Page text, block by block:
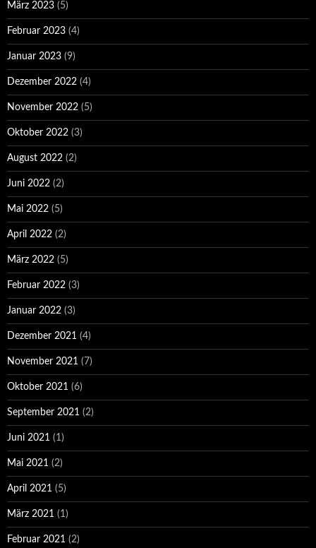
März 2023 (5)
Februar 2023 (4)
Januar 2023 (9)
Dezember 2022 (4)
November 2022 (5)
Oktober 2022 (3)
August 2022 (2)
Juni 2022 (2)
Mai 2022 (5)
April 2022 (2)
März 2022 (5)
Februar 2022 (3)
Januar 2022 (3)
Dezember 2021 (4)
November 2021 (7)
Oktober 2021 (6)
September 2021 (2)
Juni 2021 (1)
Mai 2021 (2)
April 2021 (5)
März 2021 (1)
Februar 2021 (2)